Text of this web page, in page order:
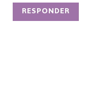
RESPONDER